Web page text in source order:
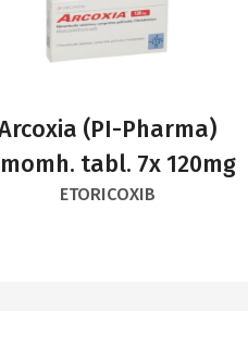
(PI-Pharma)
tabl. 7x 120mg
ETORICOXIB